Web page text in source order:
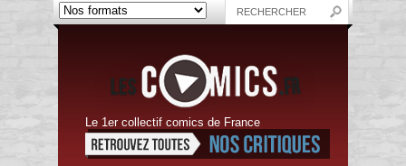
Le 1er collectif comics de France